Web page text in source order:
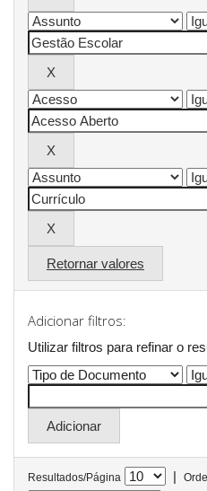
Retornar valores
Adicionar filtros:
Utilizar filtros para refinar o
Resultados/Página |